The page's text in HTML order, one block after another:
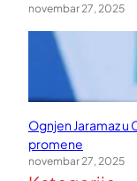
novembar 27, 2025
Ognjen Jaramaz u
promene
novembar 27, 2025